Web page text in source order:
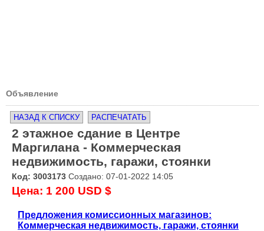
Объявление
НАЗАД К СПИСКУ РАСПЕЧАТАТЬ
2 этажное сдание в Центре
Маргилана - Коммерческая
недвижимость, гаражи, стоянки
Код: 3003173 Создано: 07-01-2022 14:05
Цена: 1 200 USD $
Предложения комиссионных магазинов:
Коммерческая недвижимость, гаражи, стоянки